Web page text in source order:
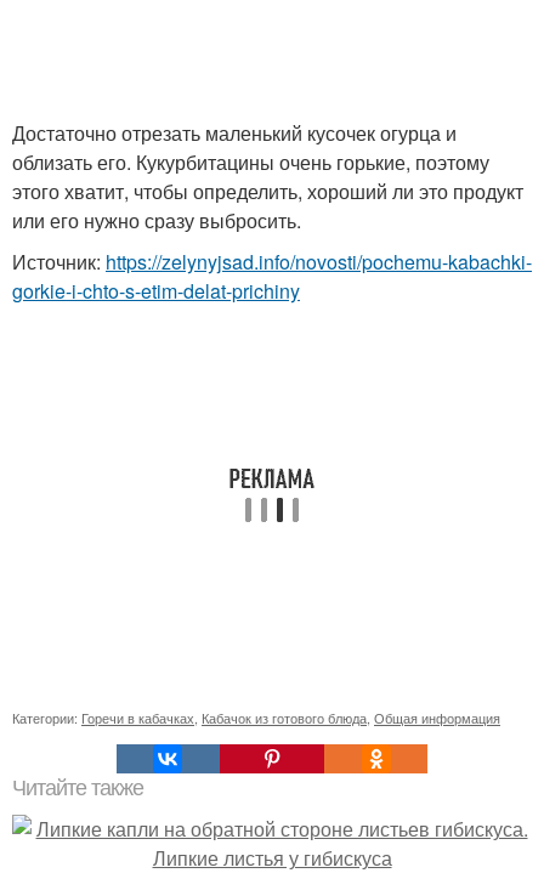
Достаточно отрезать маленький кусочек огурца и
облизать его. Кукурбитацины очень горькие, поэтому
этого хватит, чтобы определить, хороший ли это продукт
или его нужно сразу выбросить.
Источник: https://zelynyjsad.info/novosti/pochemu-kabachki-
gorkie-i-chto-s-etim-delat-prichiny
Категории: Горечи в кабачках, Кабачок из готового блюда, Общая информация
Читайте также